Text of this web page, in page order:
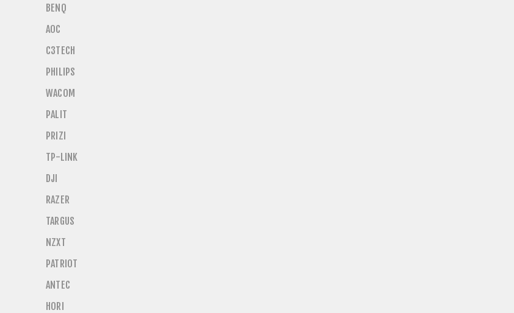
BENQ
AOC
C3TECH
PHILIPS
WACOM
PALIT
PRIZI
TP-LINK
DJI
RAZER
TARGUS
NZXT
PATRIOT
ANTEC
HORI